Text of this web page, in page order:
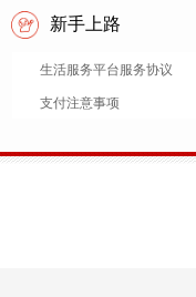
新手上路
生活服务平台服务协议
支付注意事项